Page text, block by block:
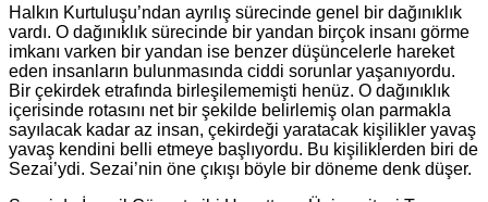
Halkın Kurtuluşu’ndan ayrılış sürecinde genel bir dağınıklık
vardı. O dağınıklık sürecinde bir yandan birçok insanı görme
imkanı varken bir yandan ise benzer düşüncelerle hareket
eden insanların bulunmasında ciddi sorunlar yaşanıyordu.
Bir çekirdek etrafında birleşilememişti henüz. O dağınıklık
içerisinde rotasını net bir şekilde belirlemiş olan parmakla
sayılacak kadar az insan, çekirdeği yaratacak kişilikler yavaş
yavaş kendini belli etmeye başlıyordu. Bu kişiliklerden biri de
Sezai’ydi. Sezai’nin öne çıkışı böyle bir döneme denk düşer.